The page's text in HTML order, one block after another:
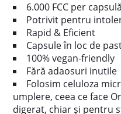
6.000 FCC per capsulă
Potrivit pentru
Rapid & Eficient
Capsule în loc de
100% vegan-friendly
Fără adaosuri inutile
Folosim celuloza
umplere, ceea ce face
digerat, chiar și pentru